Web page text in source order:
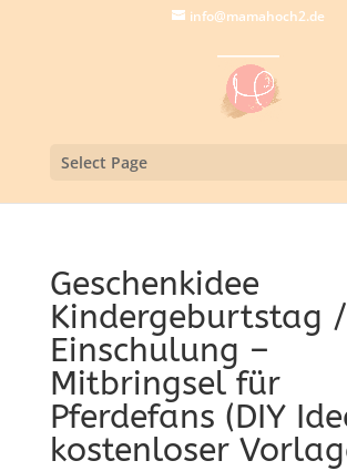
info@mamahoch2.de
Select Page
Geschenkidee
Kindergeburtstag /
Einschulung –
Mitbringsel für
Pferdefans (DIY
kostenloser